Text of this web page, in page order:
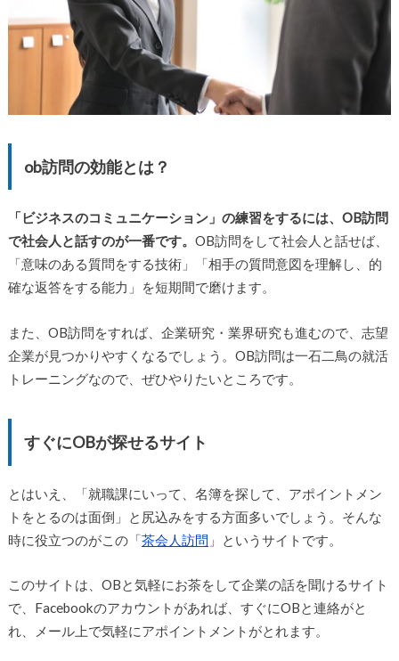
ob訪問の効能とは？
「ビジネスのコミュニケーション」の練習をするには、OB訪問
で社会人と話すのが一番です。 OB訪問をして社会人と話せば、
「意味のある質問をする技術」「相手の質問意図を理解し、的
確な返答をする能力」を短期間で磨けます。
また、OB訪問をすれば、企業研究・業界研究も進むので、志望
企業が見つかりやすくなるでしょう。OB訪問は一石二鳥の就活
トレーニングなので、ぜひやりたいところです。
すぐにOBが探せるサイト
とはいえ、「就職課にいって、名簿を探して、アポイントメン
トをとるのは面倒」と尻込みをする方面多いでしょう。そんな
時に役立つのがこの「茶会人訪問 」というサイトです。
このサイトは、OBと気軽にお茶をして企業の話を聞けるサイト
で、Facebookのアカウントがあれば、すぐにOBと連絡がと
れ、メール上で気軽にアポイントメントがとれます。